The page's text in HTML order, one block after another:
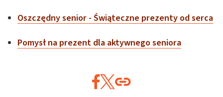
Oszczędny senior - Świąteczne prezenty od serca
Pomysł na prezent dla aktywnego seniora